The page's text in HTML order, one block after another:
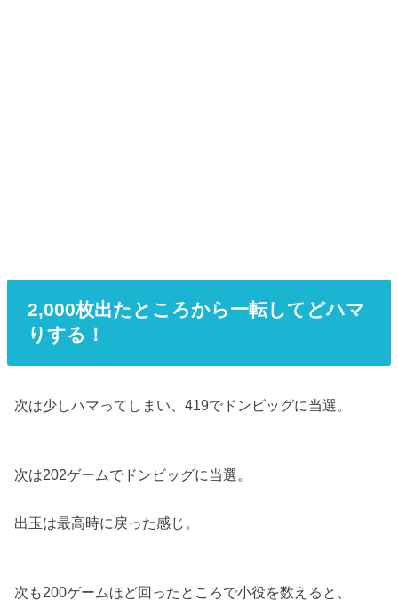
2,000枚出たところから一転してどハマ
りする！
次は少しハマってしまい、419でドンビッグに当選。
次は202ゲームでドンビッグに当選。
出玉は最高時に戻った感じ。
次も200ゲームほど回ったところで小役を数えると、